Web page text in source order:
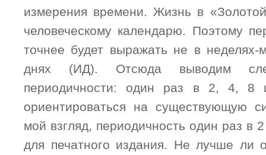
измерения времени. Жизнь в
человеческому календарю. Поэтому
точнее будет выражать не в неделях-
днях (ИД). Отсюда выводим
периодичности: один раз в 2, 4,
ориентироваться на существующую
мой взгляд, периодичность один раз в
для печатного издания. Не лучше ли